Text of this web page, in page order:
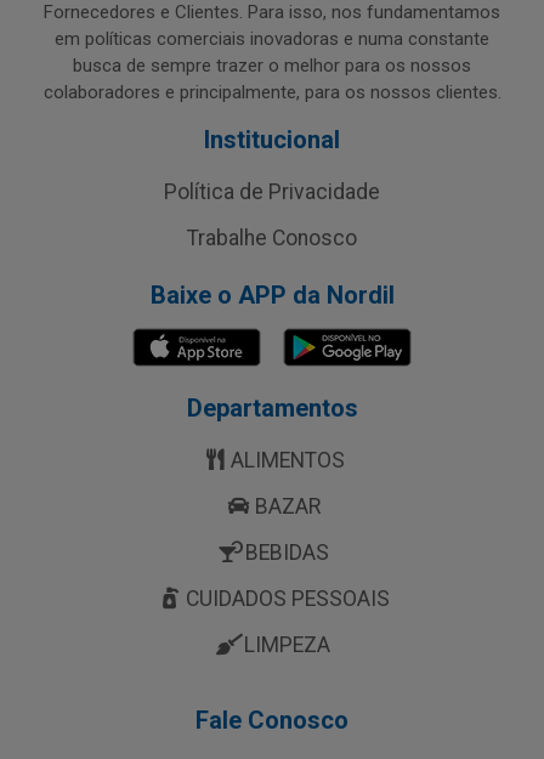
Fornecedores e Clientes. Para isso, nos fundamentamos
em políticas comerciais inovadoras e numa constante
busca de sempre trazer o melhor para os nossos
colaboradores e principalmente, para os nossos clientes.
Institucional
Política de Privacidade
Trabalhe Conosco
Baixe o APP da Nordil
Departamentos
ALIMENTOS
BAZAR
BEBIDAS
CUIDADOS PESSOAIS
LIMPEZA
Fale Conosco